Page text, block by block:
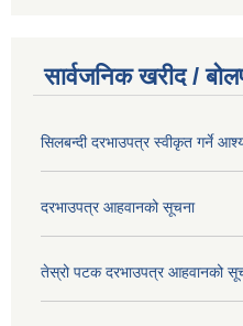
सार्वजनिक खरीद /
सिलबन्दी दरभाउपत्र स्वीकृत गर्ने
दरभाउपत्र आहवानको सूचना
तेस्रो पटक दरभाउपत्र आहवानको